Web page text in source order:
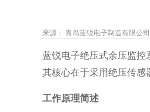
来源： 青岛蓝锐电子制造有限公司
蓝锐电子绝压式余压监控
其核心在于采用绝压传感
工作原理简述